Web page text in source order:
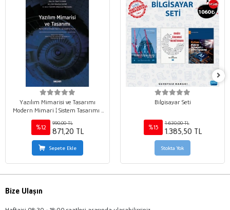
Yazılım Mimarisi ve Tasarımı
Modern Mimari ¦ Sistem Tasarımı ¦
Sürdürülebilir Yazılım
%12
990,00 TL
871,20 TL
Sepete Ekle
Bilgisayar Seti
%15
1.630,00 TL
1.385,50 TL
Stokta Yok
Bize Ulaşın